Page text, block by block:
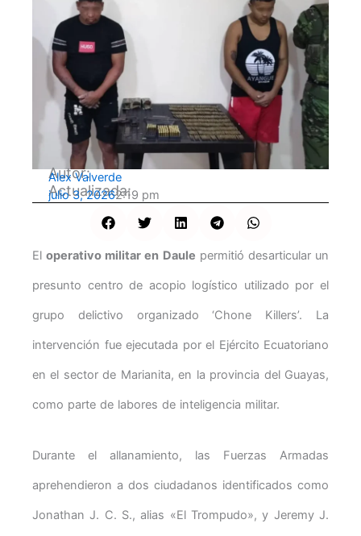
Autor:
Alex Valverde
Actualizada:
julio 3, 20262:19 pm
Eloperativo militar en Daule permitió desarticular un
presunto centro de acopio logístico utilizado por el
grupo delictivo organizado ‘Chone Killers’. La
intervención fue ejecutada por el Ejército Ecuatoriano
en el sector de Marianita, en la provincia del Guayas,
como parte de labores de inteligencia militar.
Durante el allanamiento, las Fuerzas Armadas
aprehendieron a dos ciudadanos identificados como
Jonathan J. C. S., alias «El Trompudo», y Jeremy J.